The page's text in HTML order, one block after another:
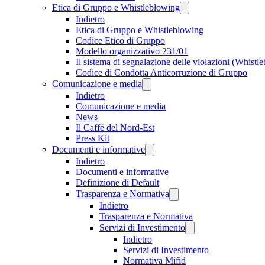
Etica di Gruppo e Whistleblowing
Indietro
Etica di Gruppo e Whistleblowing
Codice Etico di Gruppo
Modello organizzativo 231/01
Il sistema di segnalazione delle violazioni
Codice di Condotta Anticorruzione di Gruppo
Comunicazione e media
Indietro
Comunicazione e media
News
Il Caffè del Nord-Est
Press Kit
Documenti e informative
Indietro
Documenti e informative
Definizione di Default
Trasparenza e Normativa
Indietro
Trasparenza e Normativa
Servizi di Investimento
Indietro
Servizi di Investimento
Normativa Mifid